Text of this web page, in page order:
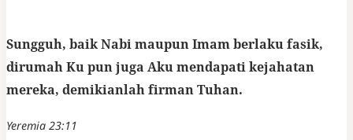
Sungguh, baik Nabi maupun Imam berlaku fasik,
dirumah Ku pun juga Aku mendapati kejahatan
mereka, demikianlah firman Tuhan.
Yeremia 23:11